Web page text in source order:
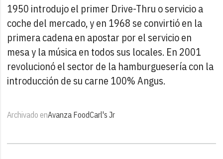
1950 introdujo el primer Drive-Thru o servicio a
coche del mercado, y en 1968 se convirtió en la
primera cadena en apostar por el servicio en
mesa y la música en todos sus locales. En 2001
revolucionó el sector de la hamburguesería con la
introducción de su carne 100% Angus.
Archivado enAvanza FoodCarl's Jr